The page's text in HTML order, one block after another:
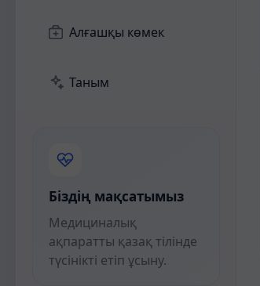
Алғашқы көмек
Таным
Біздің мақсатымыз
Медициналық
ақпаратты қазақ тілінде
түсінікті етіп ұсыну.